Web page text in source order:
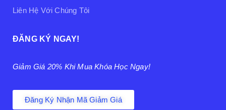
Liên Hệ Với Chúng Tôi
ĐĂNG KÝ NGAY!
Giảm Giá 20% Khi Mua Khóa Học Ngay!
Đăng Ký Nhận Mã Giảm Giá